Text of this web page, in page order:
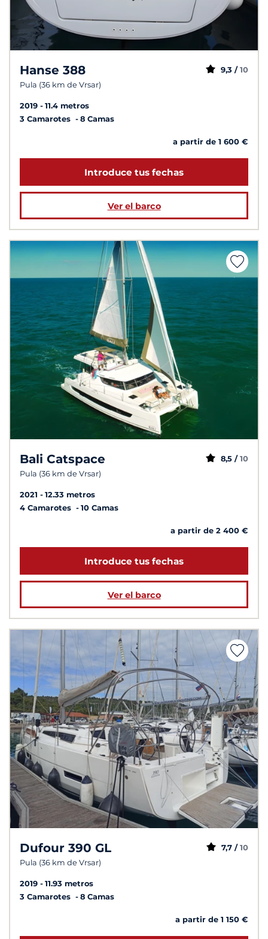
Hanse 388
Pula (36 km de Vrsar)
9,3 / 10
2019
11.4 metros
3 Camarotes
8 Camas
a partir de 1 600 €
Introduce tus fechas
Ver el barco
Bali Catspace
Pula (36 km de Vrsar)
8,5 / 10
2021
12.33 metros
4 Camarotes
10 Camas
a partir de 2 400 €
Introduce tus fechas
Ver el barco
Dufour 390 GL
Pula (36 km de Vrsar)
7,7 / 10
2019
11.93 metros
3 Camarotes
8 Camas
a partir de 1 150 €